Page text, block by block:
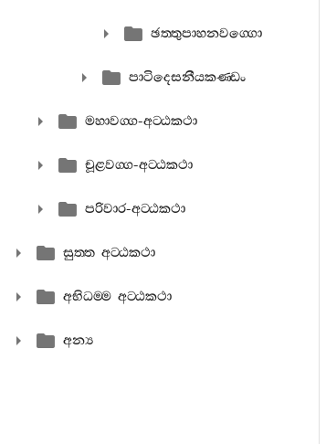
ඡත‍්තුපාහනවග‍්ගො
පාටිදෙසනීයකණ‍්ඩං
මහාවග‍්ග-අට‍්ඨකථා
චූළවග‍්ග-අට‍්ඨකථා
පරිවාර-අට‍්ඨකථා
සුත‍්ත අට‍්ඨකථා
අභිධම‍්ම අට‍්ඨකථා
අන්‍ය